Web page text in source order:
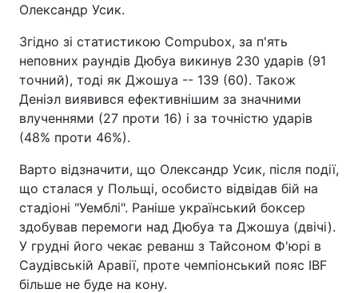
Олександр Усик.
Згідно зі статистикою Compubox, за п'ять
неповних раундів Дюбуа викинув 230 ударів (91
точний), тоді як Джошуа -- 139 (60). Також
Деніэл виявився ефективнішим за значними
влученнями (27 проти 16) і за точністю ударів
(48% проти 46%).
Варто відзначити, що Олександр Усик, після події,
що сталася у Польщі, особисто відвідав бій на
стадіоні "Уемблі". Раніше український боксер
здобував перемоги над Дюбуа та Джошуа (двічі).
У грудні його чекає реванш з Тайсоном Ф'юрі в
Саудівській Аравії, проте чемпіонський пояс IBF
більше не буде на кону.